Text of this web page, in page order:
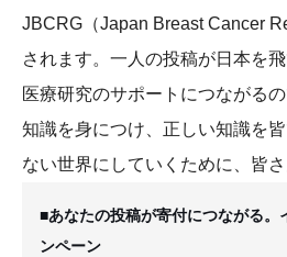
JBCRG（Japan Breast Cancer
されます。一人の投稿が日本を
医療研究のサポートにつながる
知識を身につけ、正しい知識を
ない世界にしていくために、皆
■あなたの投稿が寄付につながる。
ンペーン